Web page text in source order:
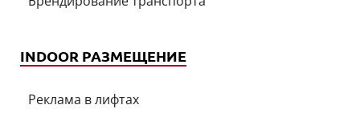
INDOOR РАЗМЕЩЕНИЕ
Реклама в лифтах